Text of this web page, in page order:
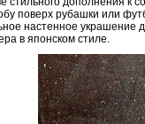
поверх рубашки или
настенное украшение
в японском стиле.